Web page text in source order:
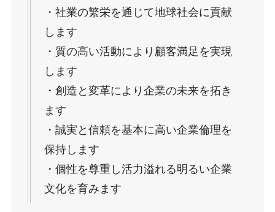
・社業の繁栄を通じて地球社会に貢献
します
・質の高い活動により顧客満足を実現
します
・創造と変革により企業の未来を拓き
ます
・誠実と信頼を基本に高い企業倫理を
保持します
・個性を尊重し活力溢れる明るい企業
文化を育みます